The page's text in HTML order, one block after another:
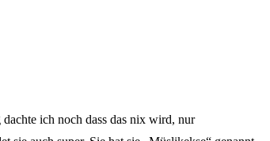
ich noch dass das nix wird, nur